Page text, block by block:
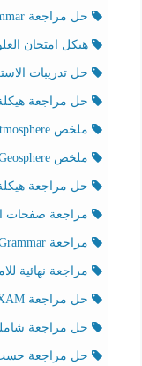
حل مراجعة Grammar اللغة الإنجليزية الصف الخامس الفصل الثالث
هيكل امتحان العلوم
حل تدريبات الاستعداد
حل مراجعة هيكلة امتحان
ملخص Effect of Atmosphere حسب الهيكل الوزاري العلوم المتكاملة الصف الخامس انسبير الفصل الثالث
ملخص Effect of Geosphere حسب الهيكل الوزاري العلوم المتكاملة الصف الخامس انسبير الفصل الثالث
حل مراجعة هيكلة
مراجعة صفحات الهيكل
مراجعة Review Grammar حسب الهيكل اللغة الإنجليزية الصف الخامس الفصل الثالث
مراجعة نهائية
حل مراجعة FINAL EXAMاللغة الإنجليزية الصف الخامس الفصل الثالث
حل مراجعة شاملة
حل مراجعة حسب الهيكل